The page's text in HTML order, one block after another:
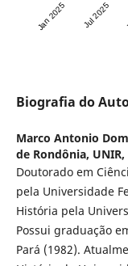
Jan 2025 Jul 2025
Biografia do
Marco Antonio
de Rondônia, UNIR,
Doutorado em
pela Universidade
História pela
Possui graduação
Pará (1982).